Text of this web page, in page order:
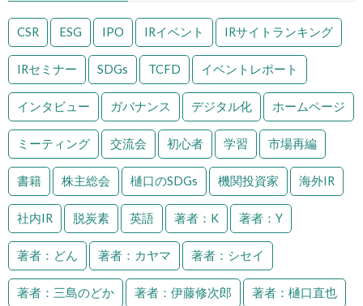
CSR ESG IPO IRイベント IRサイトランキング
IRセミナー SDGs TCFD イベントレポート
インタビュー ガバナンス デジタル化 ホームページ
ミーティング 交流会 初心者 学習 市場再編
書籍 株主総会 樋口のSDGs 機関投資家 海外IR
社内IR 脱炭素 英語 著者：K 著者：Y
著者：どん 著者：カヤマ 著者：シセイ
著者：三島のどか 著者：伊藤修次郎 著者：樋口直也